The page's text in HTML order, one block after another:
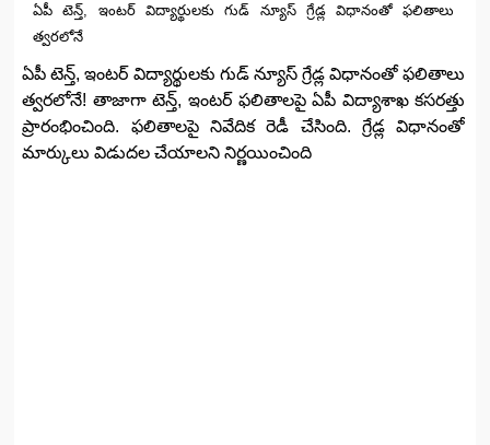
ఏపీ టెన్త్, ఇంటర్ విద్యార్థులకు గుడ్ న్యూస్ గ్రేడ్ల విధానంతో ఫలితాలు
త్వరలోనే
ఏపీ టెన్త్, ఇంటర్ విద్యార్థులకు గుడ్ న్యూస్ గ్రేడ్ల విధానంతో ఫలితాలు
త్వరలోనే! తాజాగా టెన్త్, ఇంటర్ ఫలితాలపై ఏపీ విద్యాశాఖ కసరత్తు
ప్రారంభించింది. ఫలితాలపై నివేదిక రెడీ చేసింది. గ్రేడ్ల విధానంతో
మార్కులు విడుదల చేయాలని నిర్ణయించింది